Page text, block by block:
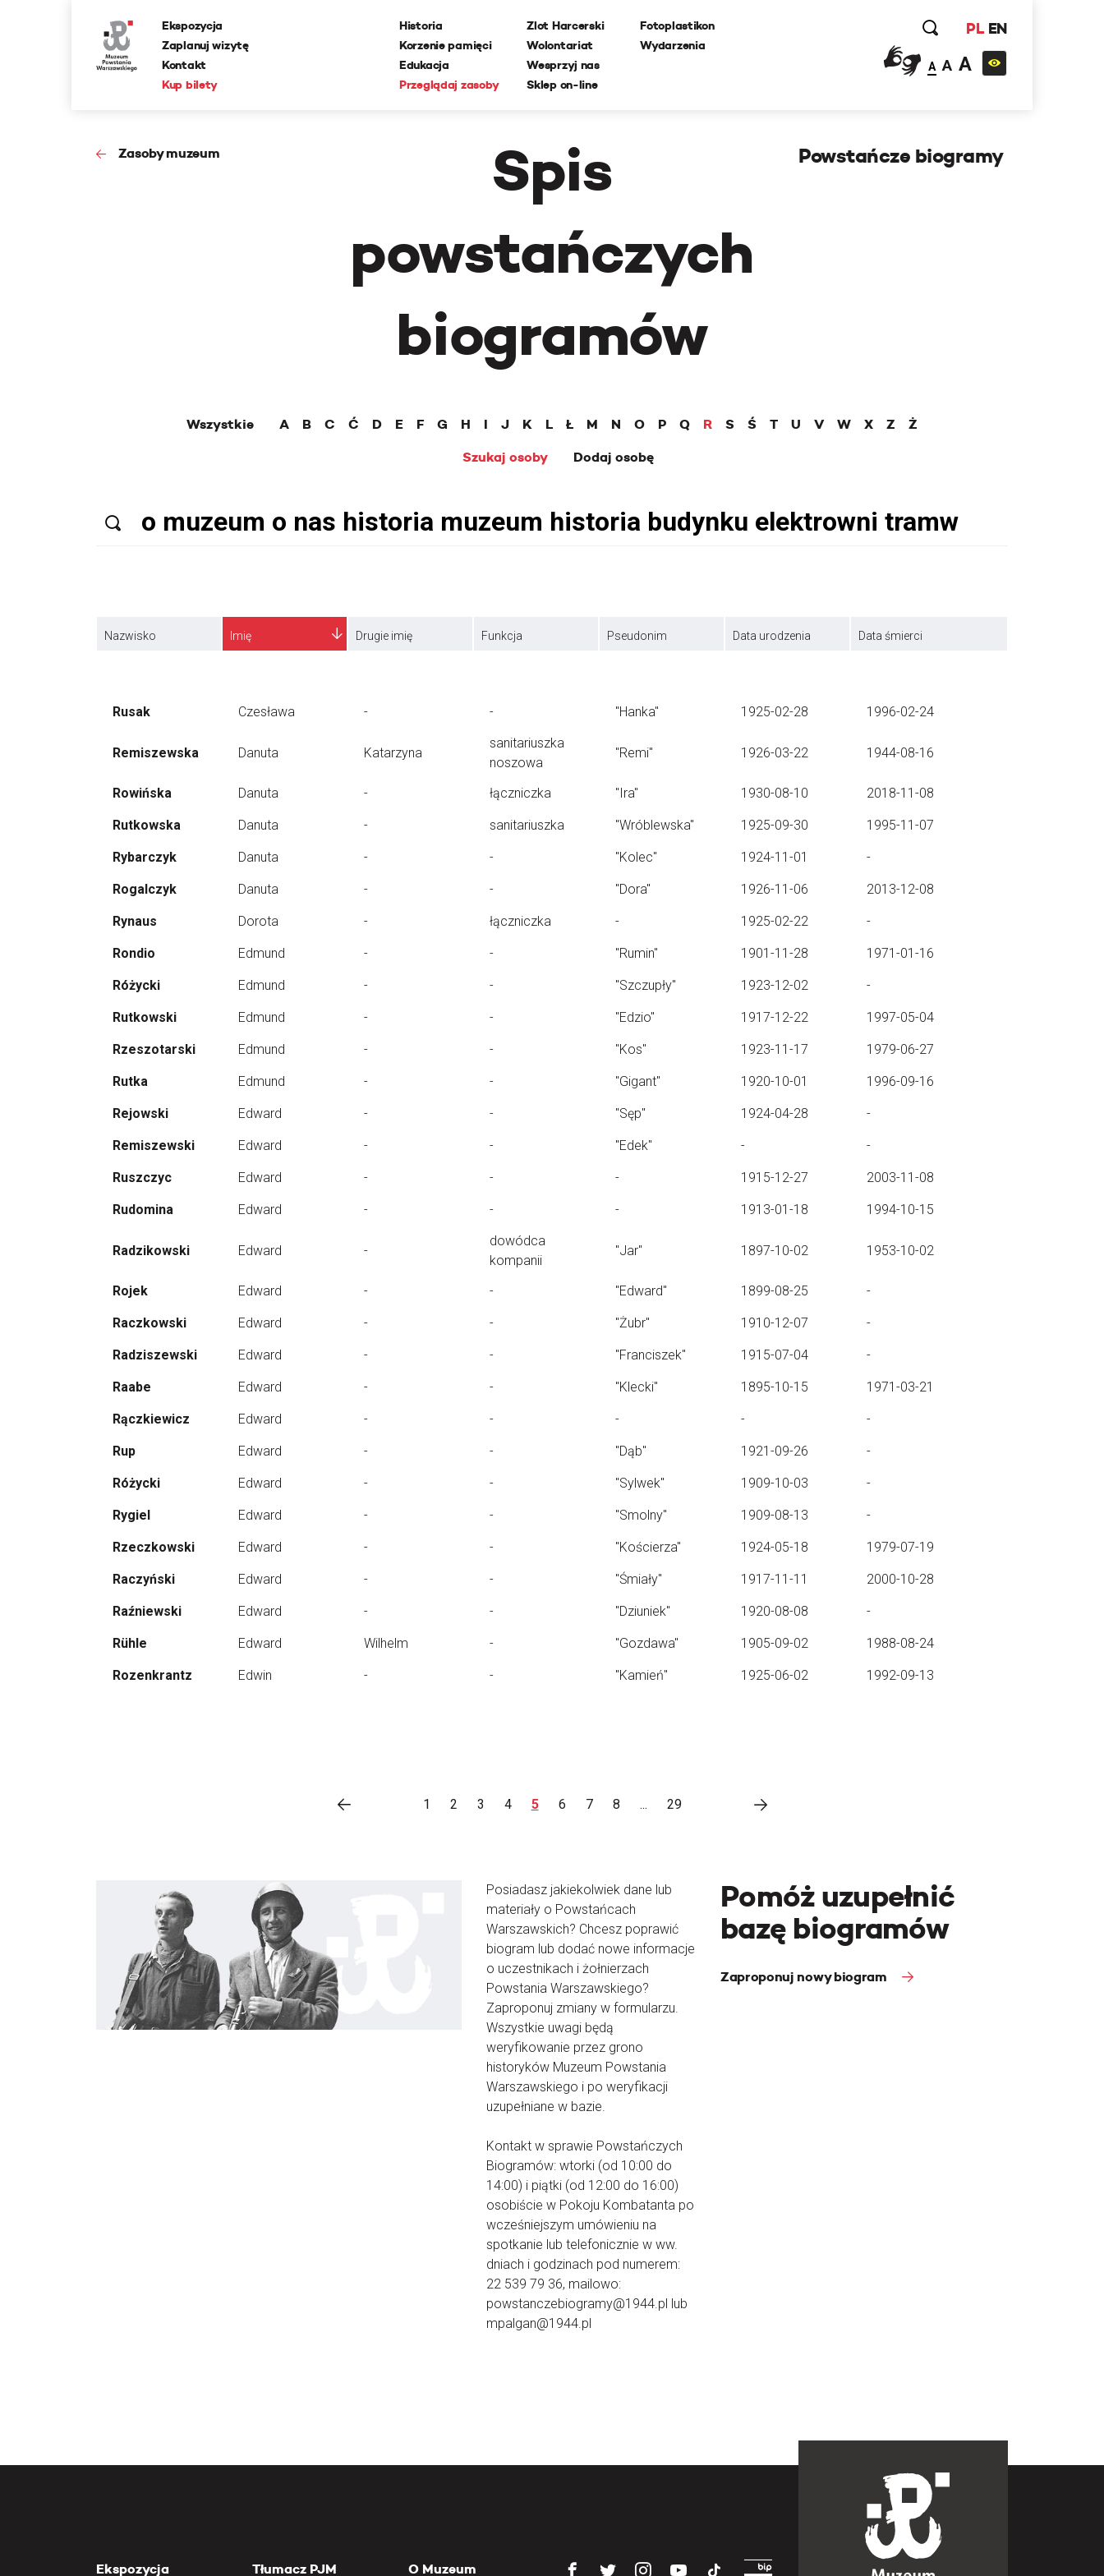
Ekspozycja
Zaplanuj wizytę
Kontakt
Kup bilety
Historia
Korzenie pamięci
Edukacja
Przeglądaj zasoby
Zlot Harcerski
Wolontariat
Wesprzyj nas
Sklep on-line
Fotoplastikon
Wydarzenia
PL EN
A A A
Zasoby muzeum
Spis
powstańczych
biogramów
Powstańcze biogramy
Wszystkie A B C Ć D E F G H I J K L Ł M N O P Q R S Ś T U V W X Z
Ż
Szukaj osoby
Dodaj osobę
Nazwisko Imię Drugie imię Funkcja Pseudonim Data urodzenia Data śmierci
Rusak Czesława - - "Hanka" 1925-02-28 1996-02-24
Remiszewska Danuta Katarzyna
sanitariuszka
noszowa
"Remi" 1926-03-22 1944-08-16
Rowińska Danuta - łączniczka "Ira" 1930-08-10 2018-11-08
Rutkowska Danuta - sanitariuszka "Wróblewska" 1925-09-30 1995-11-07
Rybarczyk Danuta - - "Kolec" 1924-11-01 -
Rogalczyk Danuta - - "Dora" 1926-11-06 2013-12-08
Rynaus Dorota - łączniczka - 1925-02-22 -
Rondio Edmund - - "Rumin" 1901-11-28 1971-01-16
Różycki Edmund - - "Szczupły" 1923-12-02 -
Rutkowski Edmund - - "Edzio" 1917-12-22 1997-05-04
Rzeszotarski Edmund - - "Kos" 1923-11-17 1979-06-27
Rutka Edmund - - "Gigant" 1920-10-01 1996-09-16
Rejowski Edward - - "Sęp" 1924-04-28 -
Remiszewski Edward - - "Edek" - -
Ruszczyc Edward - - - 1915-12-27 2003-11-08
Rudomina Edward - - - 1913-01-18 1994-10-15
Radzikowski Edward -
dowódca
kompanii
"Jar" 1897-10-02 1953-10-02
Rojek Edward - - "Edward" 1899-08-25 -
Raczkowski Edward - - "Żubr" 1910-12-07 -
Radziszewski Edward - - "Franciszek" 1915-07-04 -
Raabe Edward - - "Klecki" 1895-10-15 1971-03-21
Rączkiewicz Edward - - - - -
Rup Edward - - "Dąb" 1921-09-26 -
Różycki Edward - - "Sylwek" 1909-10-03 -
Rygiel Edward - - "Smolny" 1909-08-13 -
Rzeczkowski Edward - - "Kościerza" 1924-05-18 1979-07-19
Raczyński Edward - - "Śmiały" 1917-11-11 2000-10-28
Raźniewski Edward - - "Dziuniek" 1920-08-08 -
Rühle Edward Wilhelm - "Gozdawa" 1905-09-02 1988-08-24
Rozenkrantz Edwin - - "Kamień" 1925-06-02 1992-09-13
1 2 3 4 5 6 7 8 ... 29
Posiadasz jakiekolwiek dane lub
materiały o Powstańcach
Warszawskich? Chcesz poprawić
biogram lub dodać nowe informacje
o uczestnikach i żołnierzach
Powstania Warszawskiego?
Zaproponuj zmiany w formularzu.
Wszystkie uwagi będą
weryfikowanie przez grono
historyków Muzeum Powstania
Warszawskiego i po weryfikacji
uzupełniane w bazie.
Kontakt w sprawie Powstańczych
Biogramów: wtorki (od 10:00 do
14:00) i piątki (od 12:00 do 16:00)
osobiście w Pokoju Kombatanta po
wcześniejszym umówieniu na
spotkanie lub telefonicznie w ww.
dniach i godzinach pod numerem:
22 539 79 36, mailowo:
powstanczebiogramy@1944.pl lub
mpalgan@1944.pl
Pomóż uzupełnić
bazę biogramów
Zaproponuj nowy biogram
Ekspozycja Tłumacz PJM O Muzeum